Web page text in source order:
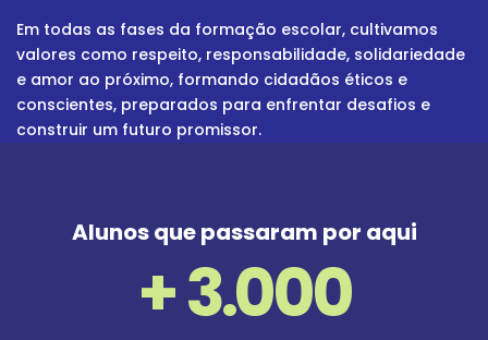
Em todas as fases da formação escolar, cultivamos
valores como respeito, responsabilidade, solidariedade
e amor ao próximo, formando cidadãos éticos e
conscientes, preparados para enfrentar desafios e
construir um futuro promissor.
Alunos que passaram por aqui
+3.000